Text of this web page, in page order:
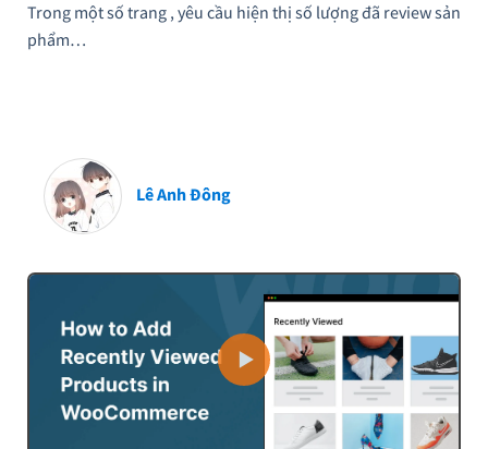
Trong một số trang , yêu cầu hiện thị số lượng đã review sản
phẩm…
Lê Anh Đông